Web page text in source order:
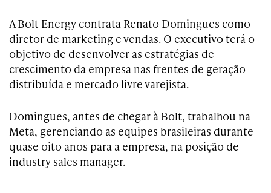
A Bolt Energy contrata Renato Domingues como
diretor de marketing e vendas. O executivo terá o
objetivo de desenvolver as estratégias de
crescimento da empresa nas frentes de geração
distribuída e mercado livre varejista.
Domingues, antes de chegar à Bolt, trabalhou na
Meta, gerenciando as equipes brasileiras durante
quase oito anos para a empresa, na posição de
industry sales manager.